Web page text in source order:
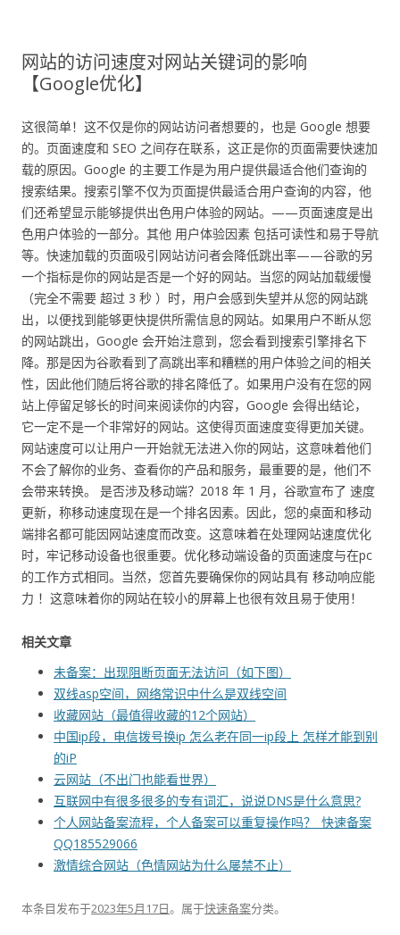
网站的访问速度对网站关键词的影响
【Google优化】
这很简单！这不仅是你的网站访问者想要的，也是 Google 想要
的。页面速度和 SEO 之间存在联系，这正是你的页面需要快速加
载的原因。Google 的主要工作是为用户提供最适合他们查询的
搜索结果。搜索引擎不仅为页面提供最适合用户查询的内容，他
们还希望显示能够提供出色用户体验的网站。——页面速度是出
色用户体验的一部分。其他 用户体验因素 包括可读性和易于导航
等。快速加载的页面吸引网站访问者会降低跳出率——谷歌的另
一个指标是你的网站是否是一个好的网站。当您的网站加载缓慢
（完全不需要 超过 3 秒 ）时，用户会感到失望并从您的网站跳
出，以便找到能够更快提供所需信息的网站。如果用户不断从您
的网站跳出，Google 会开始注意到，您会看到搜索引擎排名下
降。那是因为谷歌看到了高跳出率和糟糕的用户体验之间的相关
性，因此他们随后将谷歌的排名降低了。如果用户没有在您的网
站上停留足够长的时间来阅读你的内容，Google 会得出结论，
它一定不是一个非常好的网站。这使得页面速度变得更加关键。
网站速度可以让用户一开始就无法进入你的网站，这意味着他们
不会了解你的业务、查看你的产品和服务，最重要的是，他们不
会带来转换。 是否涉及移动端？2018 年 1 月，谷歌宣布了 速度
更新，称移动速度现在是一个排名因素。因此，您的桌面和移动
端排名都可能因网站速度而改变。这意味着在处理网站速度优化
时，牢记移动设备也很重要。优化移动端设备的页面速度与在pc
的工作方式相同。当然，您首先要确保你的网站具有 移动响应能
力 ！这意味着你的网站在较小的屏幕上也很有效且易于使用！
相关文章
未备案：出现阻断页面无法访问（如下图）
双线asp空间，网络常识中什么是双线空间
收藏网站（最值得收藏的12个网站）
中国ip段，电信拨号换ip 怎么老在同一ip段上 怎样才能到别
的iP
云网站（不出门也能看世界）
互联网中有很多很多的专有词汇，说说DNS是什么意思?
个人网站备案流程，个人备案可以重复操作吗？_快速备案
QQ185529066
激情综合网站（色情网站为什么屡禁不止）
本条目发布于2023年5月17日。属于快速备案分类。